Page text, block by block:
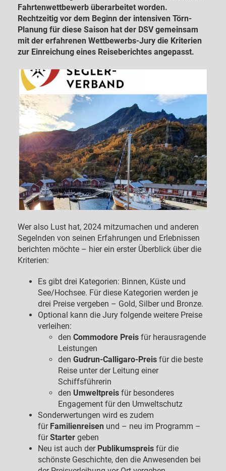
Fahrtenwettbewerb überarbeitet worden.
Rechtzeitig vor dem Beginn der intensiven Törn-
Planung für diese Saison hat der DSV gemeinsam
mit der erfahrenen Wettbewerbs-Jury die Kriterien
zur Einreichung eines Reiseberichtes angepasst.
Wer also Lust hat, 2024 mitzumachen und anderen
Segelnden von seinen Erfahrungen und Erlebnissen
berichten möchte – hier ein erster Überblick über die
Kriterien:
Es gibt drei Kategorien: Binnen, Küste und
See/Hochsee. Für diese Kategorien werden je
drei Preise vergeben – Gold, Silber und Bronze.
Optional kann die Jury folgende weitere Preise
verleihen:
den Commodore Preis für herausragende
Leistungen
den Gudrun-Calligaro-Preis für die beste
Reise unter der Leitung einer
Schiffsführerin
den Umweltpreis für besonderes
Engagement für den Umweltschutz
Sonderwertungen wird es zudem
für Familienreisen und – neu im Programm –
fürStarter geben
Neu ist auch der Publikumspreis für die
schönste Geschichte, den die Anwesenden bei